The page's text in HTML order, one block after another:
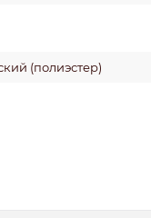
(полиэстер)